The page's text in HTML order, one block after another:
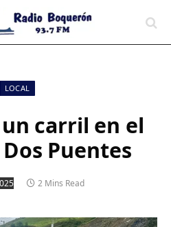
LOCAL
carril en el
Puentes
2 Mins Read